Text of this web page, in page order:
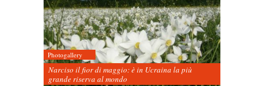
Photogallery
Narciso il fior di maggio: è in Ucraina la più
grande riserva al mondo